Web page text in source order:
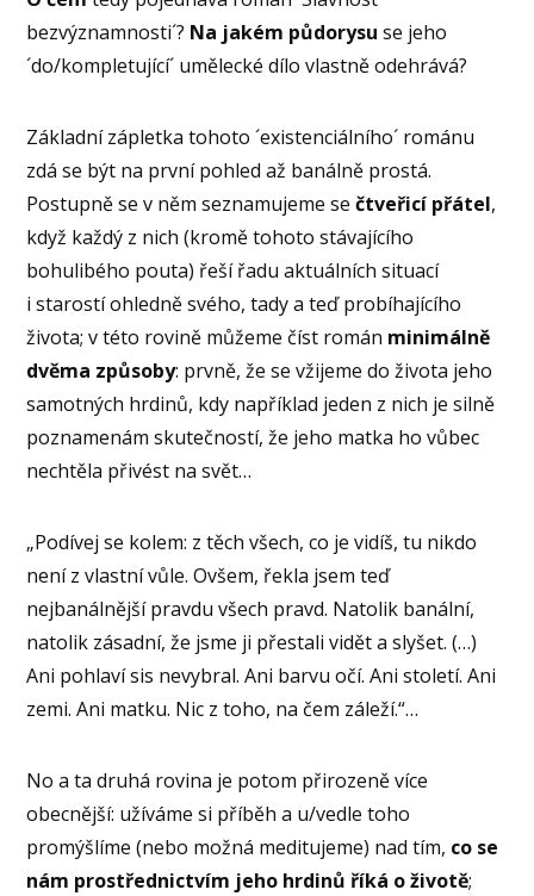
bezvýznamnosti´? Na jakém půdorysu se jeho
´do/kompletující´ umělecké dílo vlastně odehrává?
Základní zápletka tohoto ´existenciálního´ románu
zdá se být na první pohled až banálně prostá.
Postupně se v něm seznamujeme sečtveřicí přátel,
když každý z nich (kromě tohoto stávajícího
bohulibého pouta) řeší řadu aktuálních situací
i starostí ohledně svého, tady a teď probíhajícího
života; v této rovině můžeme číst román minimálně
dvěma způsoby: prvně, že se vžijeme do života jeho
samotných hrdinů, kdy například jeden z nich je silně
poznamenám skutečností, že jeho matka ho vůbec
nechtěla přivést na svět…
„Podívej se kolem: z těch všech, co je vidíš, tu nikdo
není z vlastní vůle. Ovšem, řekla jsem teď
nejbanálnější pravdu všech pravd. Natolik banální,
natolik zásadní, že jsme ji přestali vidět a slyšet. (…)
Ani pohlaví sis nevybral. Ani barvu očí. Ani století. Ani
zemi. Ani matku. Nic z toho, na čem záleží.“…
No a ta druhá rovina je potom přirozeně více
obecnější: užíváme si příběh a u/vedle toho
promýšlíme (nebo možná meditujeme) nad tím, co se
nám prostřednictvím jeho hrdinů říká o životě;